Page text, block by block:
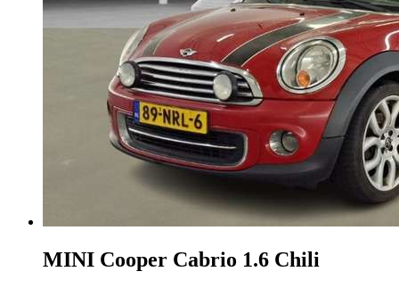
MINI Cooper Cabrio 1.6 Chili